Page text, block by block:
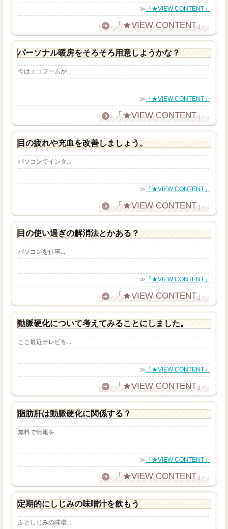
≫ 「★VIEW CONTENT」
「★VIEW CONTENT」
パーソナル暖房をそろそろ用意しようかな？
今はエコブームが...
≫ 「★VIEW CONTENT」
「★VIEW CONTENT」
目の疲れや充血を改善しましょう。
パソコンでインタ...
≫ 「★VIEW CONTENT」
「★VIEW CONTENT」
目の使い過ぎの解消法とかある？
パソコンを仕事...
≫ 「★VIEW CONTENT」
「★VIEW CONTENT」
動脈硬化について考えてみることにしました。
ここ最近テレビを...
≫ 「★VIEW CONTENT」
「★VIEW CONTENT」
脂肪肝は動脈硬化に関係する？
無料で情報を...
≫ 「★VIEW CONTENT」
「★VIEW CONTENT」
定期的にしじみの味噌汁を飲もう
ふとしじみの味噌...